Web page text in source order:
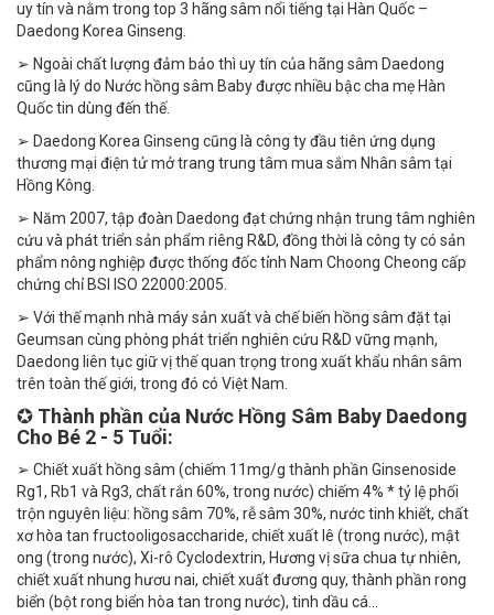
uy tín và nằm trong top 3 hãng sâm nổi tiếng tại Hàn Quốc –
Daedong Korea Ginseng.
➢ Ngoài chất lượng đảm bảo thì uy tín của hãng sâm Daedong
cũng là lý do Nước hồng sâm Baby được nhiều bậc cha mẹ Hàn
Quốc tin dùng đến thế.
➢ Daedong Korea Ginseng cũng là công ty đầu tiên ứng dụng
thương mại điện tử mở trang trung tâm mua sắm Nhân sâm tại
Hồng Kông.
➢ Năm 2007, tập đoàn Daedong đạt chứng nhận trung tâm nghiên
cứu và phát triển sản phẩm riêng R&D, đồng thời là công ty có sản
phẩm nông nghiệp được thống đốc tỉnh Nam Choong Cheong cấp
chứng chỉ BSI ISO 22000:2005.
➢ Với thế mạnh nhà máy sản xuất và chế biến hồng sâm đặt tại
Geumsan cùng phòng phát triển nghiên cứu R&D vững mạnh,
Daedong liên tục giữ vị thế quan trọng trong xuất khẩu nhân sâm
trên toàn thế giới, trong đó có Việt Nam.
✪ Thành phần của Nước Hồng Sâm Baby Daedong
Cho Bé 2 - 5 Tuổi:
➢ Chiết xuất hồng sâm (chiếm 11mg/g thành phần Ginsenoside
Rg1, Rb1 và Rg3, chất rắn 60%, trong nước) chiếm 4% * tỷ lệ phối
trộn nguyên liệu: hồng sâm 70%, rễ sâm 30%, nước tinh khiết, chất
xơ hòa tan fructooligosaccharide, chiết xuất lê (trong nước), mật
ong (trong nước), Xi-rô Cyclodextrin, Hương vị sữa chua tự nhiên,
chiết xuất nhung hươu nai, chiết xuất đương quy, thành phần rong
biển (bột rong biển hòa tan trong nước), tinh dầu cá...